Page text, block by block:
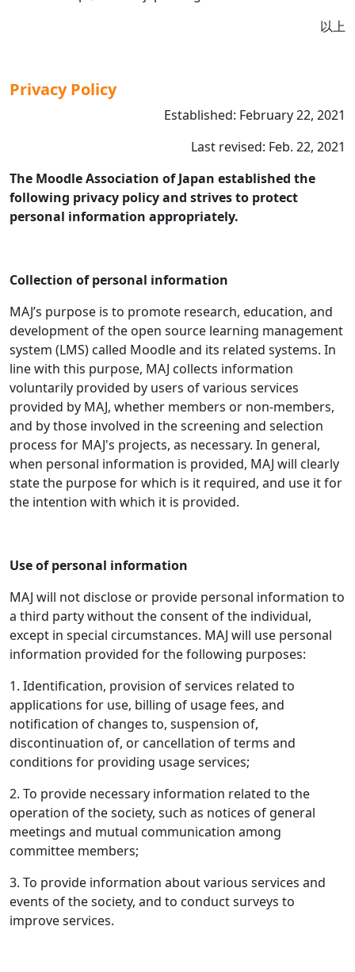
以上
Privacy Policy
Established: February 22, 2021
Last revised: Feb. 22, 2021
The Moodle Association of Japan established the
following privacy policy and strives to protect
personal information appropriately.
Collection of personal information
MAJ’s purpose is to promote research, education, and
development of the open source learning management
system (LMS) called Moodle and its related systems. In
line with this purpose, MAJ collects information
voluntarily provided by users of various services
provided by MAJ, whether members or non-members,
and by those involved in the screening and selection
process for MAJ's projects, as necessary. In general,
when personal information is provided, MAJ will clearly
state the purpose for which is it required, and use it for
the intention with which it is provided.
Use of personal information
MAJ will not disclose or provide personal information to
a third party without the consent of the individual,
except in special circumstances. MAJ will use personal
information provided for the following purposes:
1. Identification, provision of services related to
applications for use, billing of usage fees, and
notification of changes to, suspension of,
discontinuation of, or cancellation of terms and
conditions for providing usage services;
2. To provide necessary information related to the
operation of the society, such as notices of general
meetings and mutual communication among
committee members;
3. To provide information about various services and
events of the society, and to conduct surveys to
improve services.